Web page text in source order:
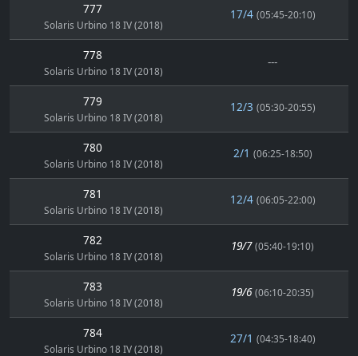
777
Solaris Urbino 18 IV (2018)
17/4 (05:45-20:10)
778
Solaris Urbino 18 IV (2018)
---
779
Solaris Urbino 18 IV (2018)
12/3 (05:30-20:55)
780
Solaris Urbino 18 IV (2018)
2/1 (06:25-18:50)
781
Solaris Urbino 18 IV (2018)
12/4 (06:05-22:00)
782
Solaris Urbino 18 IV (2018)
19/7 (05:40-19:10)
783
Solaris Urbino 18 IV (2018)
19/6 (06:10-20:35)
784
Solaris Urbino 18 IV (2018)
27/1 (04:35-18:40)